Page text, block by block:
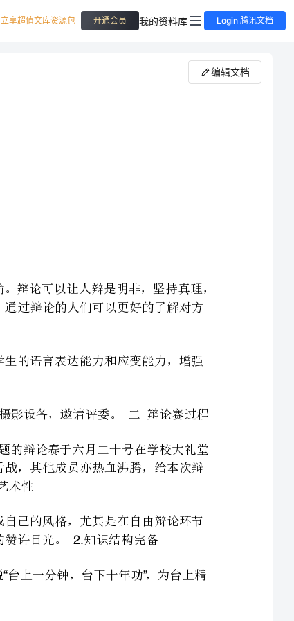
立享超值文库资源包 开通会员 我的资料库 Login 腾讯文档
编辑文档
我组以丰富校园生活，加强我校学生的团结，互助精神，提高学生的语言表达能力和应变能力，增强
拉下帷幕，激烈角逐，精彩的对峙将战火点到最极致，参赛者脣抢舌战，其他成员亦热血沸腾，给本次辩
经过几个轮回，每个选手在语速与语调的协调上把握很好，形成自己的风格，尤其是在自由辩论环节
要想在激烈对抗中征服对手。所具备的知识是多方面的，俗话说台上一分钟，台下十年功，为台上精
集体不仅是个才华的展示，一个优秀的团体能够脱颖而出，而离不开团队的默契，更离不开大集体。
总体收到良好的成效，但整个组织过程中也出现了一些小问题，由于赛前准备部足，导致辩手没有整